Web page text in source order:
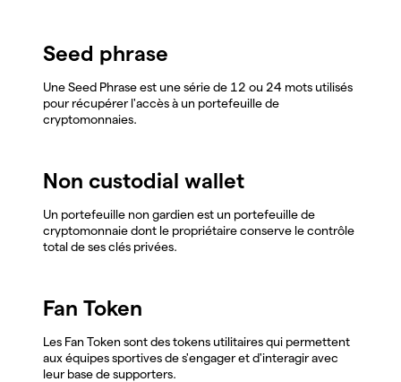
Seed phrase
Une Seed Phrase est une série de 12 ou 24 mots utilisés
pour récupérer l'accès à un portefeuille de
cryptomonnaies.
Non custodial wallet
Un portefeuille non gardien est un portefeuille de
cryptomonnaie dont le propriétaire conserve le contrôle
total de ses clés privées.
Fan Token
Les Fan Token sont des tokens utilitaires qui permettent
aux équipes sportives de s'engager et d'interagir avec
leur base de supporters.